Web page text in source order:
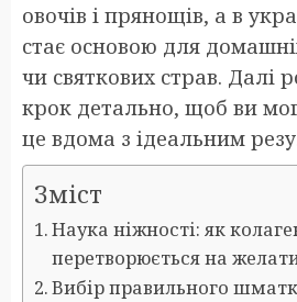
овочів і прянощів, а в
стає основою для
чи святкових страв. Далі
крок детально, щоб ви
це вдома з ідеальним
Зміст
Наука ніжності: як
перетворюється на
Вибір правильного